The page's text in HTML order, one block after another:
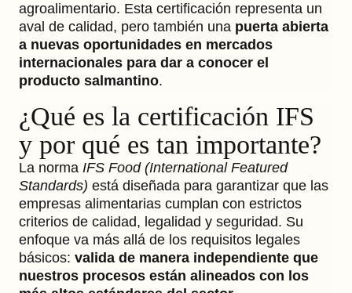
agroalimentario. Esta certificación representa un
aval de calidad, pero también una puerta abierta
a nuevas oportunidades en mercados
internacionales para dar a conocer el
producto salmantino.
¿Qué es la certificación IFS
y por qué es tan importante?
La norma IFS Food (International Featured
Standards) está diseñada para garantizar que las
empresas alimentarias cumplan con estrictos
criterios de calidad, legalidad y seguridad. Su
enfoque va más allá de los requisitos legales
básicos: valida de manera independiente que
nuestros procesos están alineados con los